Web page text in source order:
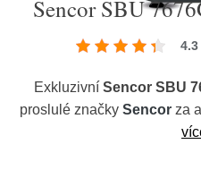
Sencor SBU
4.3
Exkluzivní Sencor SBU
proslulé značky Sencorza